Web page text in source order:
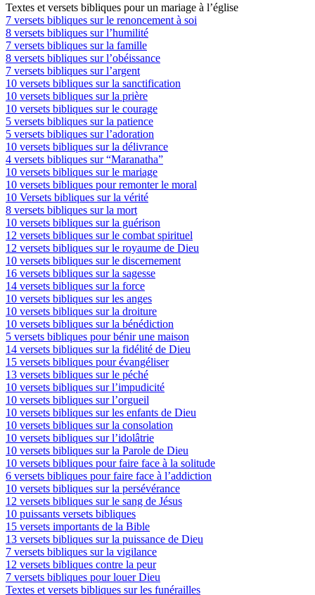
Textes et versets bibliques pour un mariage à l’église
7 versets bibliques sur le renoncement à soi
8 versets bibliques sur l’humilité
7 versets bibliques sur la famille
8 versets bibliques sur l’obéissance
7 versets bibliques sur l’argent
10 versets bibliques sur la sanctification
10 versets bibliques sur la prière
10 versets bibliques sur le courage
5 versets bibliques sur la patience
5 versets bibliques sur l’adoration
10 versets bibliques sur la délivrance
4 versets bibliques sur “Maranatha”
10 versets bibliques sur le mariage
10 versets bibliques pour remonter le moral
10 Versets bibliques sur la vérité
8 versets bibliques sur la mort
10 versets bibliques sur la guérison
12 versets bibliques sur le combat spirituel
12 versets bibliques sur le royaume de Dieu
10 versets bibliques sur le discernement
16 versets bibliques sur la sagesse
14 versets bibliques sur la force
10 versets bibliques sur les anges
10 versets bibliques sur la droiture
10 versets bibliques sur la bénédiction
5 versets bibliques pour bénir une maison
14 versets bibliques sur la fidélité de Dieu
15 versets bibliques pour évangéliser
13 versets bibliques sur le péché
10 versets bibliques sur l’impudicité
10 versets bibliques sur l’orgueil
10 versets bibliques sur les enfants de Dieu
10 versets bibliques sur la consolation
10 versets bibliques sur l’idolâtrie
10 versets bibliques sur la Parole de Dieu
10 versets bibliques pour faire face à la solitude
6 versets bibliques pour faire face à l’addiction
10 versets bibliques sur la persévérance
12 versets bibliques sur le sang de Jésus
10 puissants versets bibliques
15 versets importants de la Bible
13 versets bibliques sur la puissance de Dieu
7 versets bibliques sur la vigilance
12 versets bibliques contre la peur
7 versets bibliques pour louer Dieu
Textes et versets bibliques sur les funérailles